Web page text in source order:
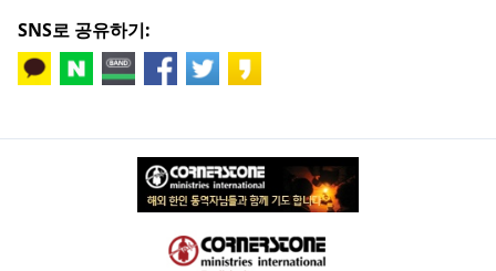
SNS로 공유하기: